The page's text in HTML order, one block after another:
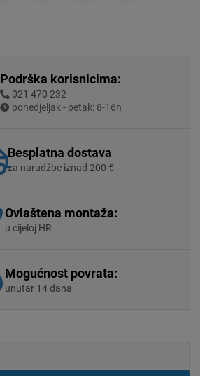
Podrška korisnicima:
021 470 232
ponedjeljak - petak: 8-16h
Besplatna dostava
za narudžbe iznad 200 €
Ovlaštena montaža:
u cijeloj HR
Mogućnost povrata:
unutar 14 dana